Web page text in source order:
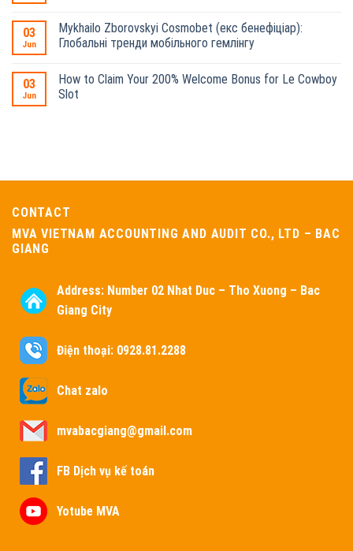
03
Jun
Mykhailo Zborovskyi Cosmobet (екс бенефіціар):
Глобальні тренди мобільного гемлінгу
03
Jun
How to Claim Your 200% Welcome Bonus for Le Cowboy
Slot
CONTACT
MVA VIETNAM ACCOUNTING AND AUDIT CO., LTD – BAC
GIANG
Address: Number 02 Nhat Duc – Tho Xuong – Bac
Giang City
Điện thoại: 0928.81.2288
Chat zalo
mvabacgiang@gmail.com
FB Dịch vụ kế toán
Yotube MVA